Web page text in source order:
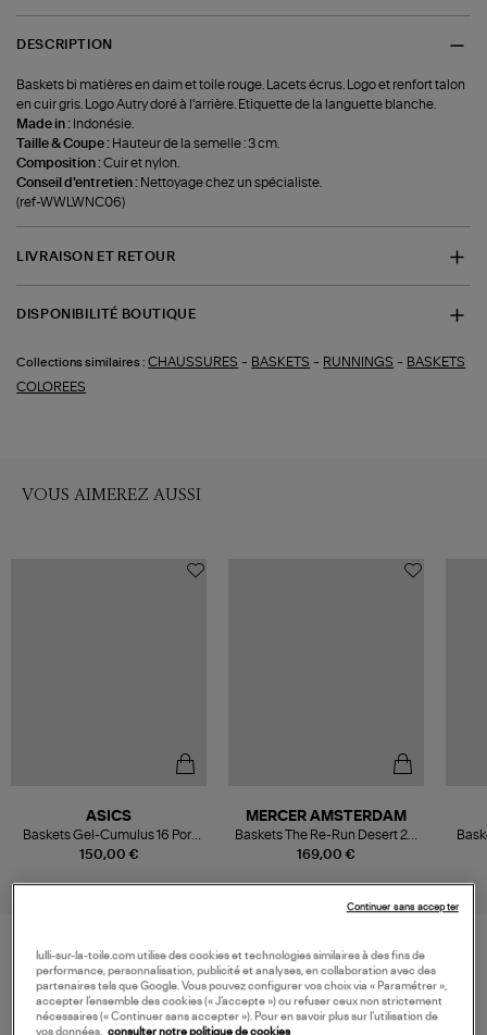
DESCRIPTION
Baskets bi matières en daim et toile rouge. Lacets écrus. Logo et renfort talon
en cuir gris. Logo Autry doré à l'arrière. Etiquette de la languette blanche.
Made in : Indonésie.
Taille & Coupe : Hauteur de la semelle : 3 cm.
Composition :Cuir et nylon.
Conseil d'entretien : Nettoyage chez un spécialiste.
(ref-WWLWNC06)
LIVRAISON ET RETOUR
DISPONIBILITÉ BOUTIQUE
Collections similaires : CHAUSSURES - BASKETS - RUNNINGS - BASKETS
COLOREES
VOUS AIMEREZ AUSSI
150,00 €
ASICS
Baskets Gel-Cumulus 16 Port
Royal Port Royal
169,00 €
MERCER AMSTERDAM
Baskets The Re-Run Desert 2.0
Bordeaux
VOS DERNIERS PRODUITS VUS
lulli-sur-la-toile.com utilise des cookies et technologies similaires à des fins de
performance, personnalisation, publicité et analyses, en collaboration avec des
partenaires tels que Google. Vous pouvez configurer vos choix via « Paramétrer »,
accepter l’ensemble des cookies (« J’accepte ») ou refuser ceux non strictement
nécessaires (« Continuer sans accepter »). Pour en savoir plus sur l’utilisation de
vos données,
consulter notre politique de cookies
Continuer sans accepter